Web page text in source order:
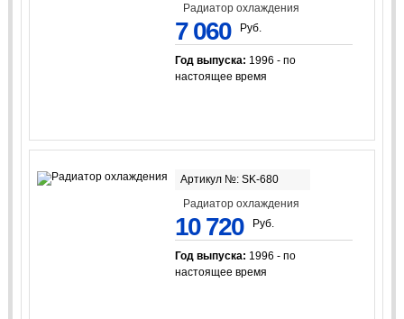
Радиатор охлаждения
7 060 Руб.
Год выпуска: 1996 - по
настоящее время
Артикул №: SK-680
Радиатор охлаждения
10 720 Руб.
Год выпуска: 1996 - по
настоящее время